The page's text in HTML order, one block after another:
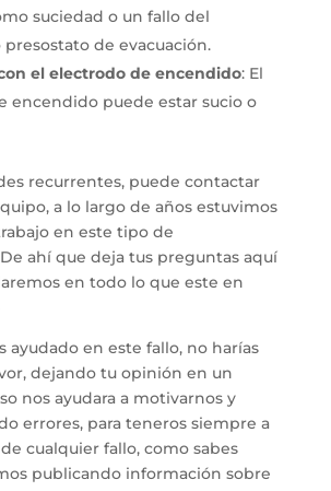
suciedad o un fallo del
de evacuación.
el electrodo de encendido: El
encendido puede estar sucio o
recurrentes, puede contactar
a lo largo de años estuvimos
en este tipo de
ahí que deja tus preguntas aquí
en todo lo que este en
ayudado en este fallo, no harías
dejando tu opinión en un
nos ayudara a motivarnos y
errores, para teneros siempre a
cualquier fallo, como sabes
publicando información sobre